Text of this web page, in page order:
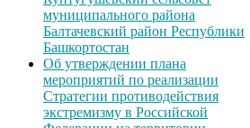
муниципального района
Балтачевский район Республики
Башкортостан
Об утверждении плана
мероприятий по реализации
Стратегии противодействия
экстремизму в Российской